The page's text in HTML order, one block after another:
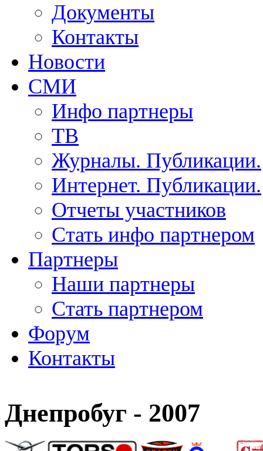
Документы
Контакты
Новости
СМИ
Инфо партнеры
ТВ
Журналы. Публикации.
Интернет. Публикации.
Отчеты участников
Стать инфо партнером
Партнеры
Наши партнеры
Стать партнером
Форум
Контакты
Днепробуг - 2007